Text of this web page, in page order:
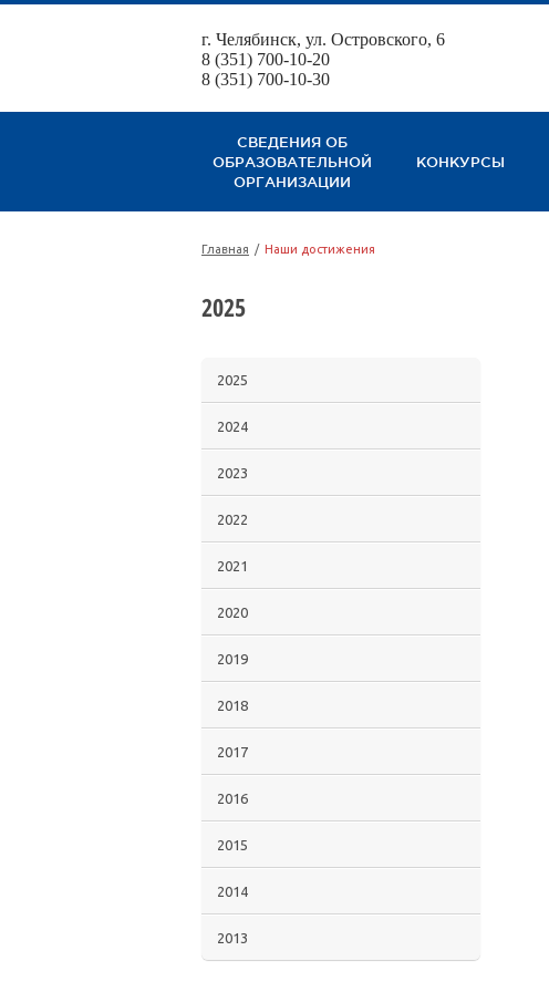
г. Челябинск, ул. Островского, 6
8 (351) 700-10-20
8 (351) 700-10-30
СВЕДЕНИЯ ОБ
ОБРАЗОВАТЕЛЬНОЙ
ОРГАНИЗАЦИИ
КОНКУРСЫ
Главная / Наши достижения
2025
2025
2024
2023
2022
2021
2020
2019
2018
2017
2016
2015
2014
2013